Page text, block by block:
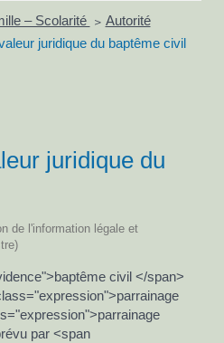
– Scolarité > Autorité
juridique du baptême civil
juridique du
de l'information légale et
civil </span>
par <span